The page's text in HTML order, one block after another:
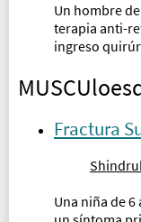
Un hombre
terapia anti-
ingreso
departamento
1 semana y
Fractura
Una niña de